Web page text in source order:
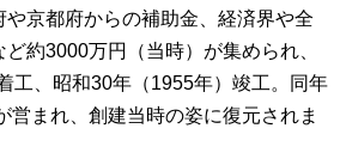
京都府からの補助金、経済界や全
約3000万円（当時）が集められ、
工、昭和30年（1955年）竣工。同年
営まれ、創建当時の姿に復元されま